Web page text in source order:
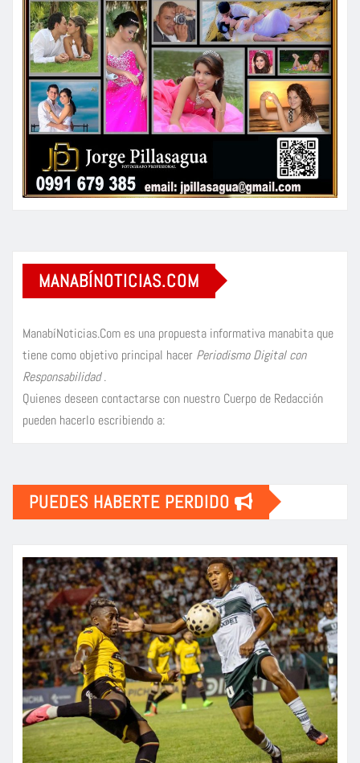
MANABÍNOTICIAS.COM
ManabíNoticias.Com es una propuesta informativa manabita que
tiene como objetivo principal hacer Periodismo Digital con
Responsabilidad.
Quienes deseen contactarse con nuestro Cuerpo de Redacción
pueden hacerlo escribiendo a:
PUEDES HABERTE PERDIDO